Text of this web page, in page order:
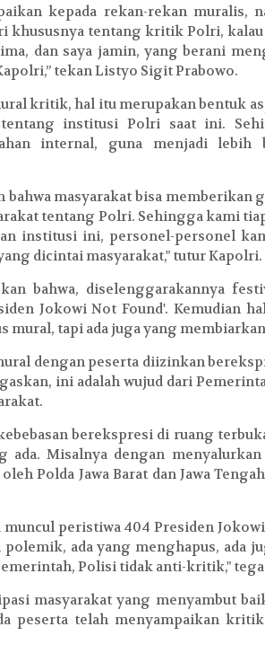
kepada rekan-rekan muralis,
khususnya tentang kritik Polri,
dan saya jamin, yang berani
tekan Listyo Sigit Prabowo.
kritik, hal itu merupakan bentuk
institusi Polri saat ini.
internal, guna menjadi lebih
masyarakat bisa memberikan
tentang Polri. Sehingga kami
institusi ini, personel-personel
dicintai masyarakat," tutur Kapolri.
bahwa, diselenggarakannya
Jokowi Not Found'. Kemudian
mural, tapi ada juga yang
dengan peserta diizinkan
ini adalah wujud dari
berekspresi di ruang
ada. Misalnya dengan
Polda Jawa Barat dan Jawa
peristiwa 404 Presiden
ada yang menghapus, ada
Polisi tidak anti-kritik,"
masyarakat yang menyambut
peserta telah menyampaikan